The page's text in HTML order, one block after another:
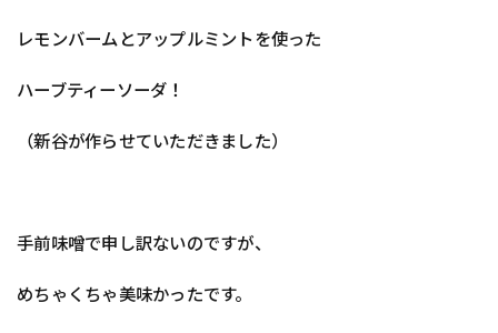
レモンバームとアップルミントを使った
ハーブティーソーダ！
（新谷が作らせていただきました）
手前味噌で申し訳ないのですが、
めちゃくちゃ美味かったです。